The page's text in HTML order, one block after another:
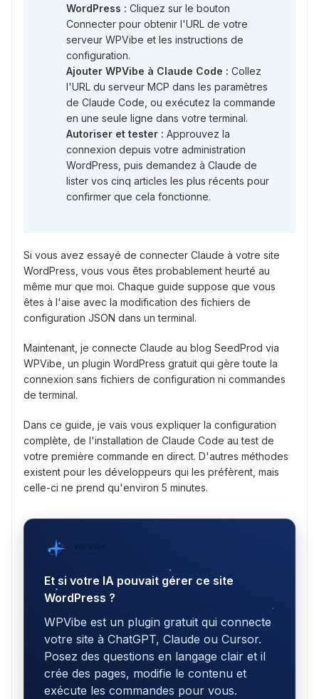
WordPress : Cliquez sur le bouton
Connecter pour obtenir l'URL de votre
serveur WPVibe et les instructions de
configuration.
Ajouter WPVibe à Claude Code : Collez
l'URL du serveur MCP dans les paramètres
de Claude Code, ou exécutez la commande
en une seule ligne dans votre terminal.
Autoriser et tester : Approuvez la
connexion depuis votre administration
WordPress, puis demandez à Claude de
lister vos cinq articles les plus récents pour
confirmer que cela fonctionne.
Si vous avez essayé de connecter Claude à votre site
WordPress, vous vous êtes probablement heurté au
même mur que moi. Chaque guide suppose que vous
êtes à l'aise avec la modification des fichiers de
configuration JSON dans un terminal.
Maintenant, je connecte Claude au blog SeedProd via
WPVibe, un plugin WordPress gratuit qui gère toute la
connexion sans fichiers de configuration ni commandes
de terminal.
Dans ce guide, je vais vous expliquer la configuration
complète, de l'installation de Claude Code au test de
votre première commande en direct. D'autres méthodes
existent pour les développeurs qui les préfèrent, mais
celle-ci ne prend qu'environ 5 minutes.
WPVibe
Et si votre IA pouvait gérer ce site
WordPress ?
WPVibe est un plugin gratuit qui connecte
votre site à ChatGPT, Claude ou Cursor.
Posez des questions en langage clair et il
crée des pages, modifie le contenu et
exécute les commandes pour vous.